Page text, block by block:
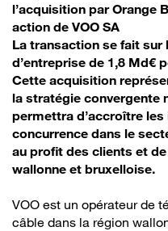
l’acquisition par Orange
action de VOO SA
La transaction se fait sur
d’entreprise de 1,8 Md€
Cette acquisition
la stratégie convergente
permettra d’accroître
concurrence dans le
au profit des clients et
wallonne et bruxelloise.
VOO est un opérateur de
câble dans la région